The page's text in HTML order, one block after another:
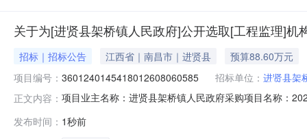
关于为[进贤县架桥镇人民政府]公开选取[工程监理]机
招标｜招标公告 江西省｜南昌市｜进贤县
预算88.60万元
项目编号： 3601240145418012608060585 招标单位： 进贤县架
正文内容： 项目业主名称：进贤县架桥镇人民政府采购项目名称：
同时间：15（个工作日）资质要求：无备案要求说明：
发布时间： 1秒前